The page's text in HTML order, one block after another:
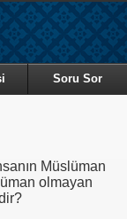
Soru Sor
Müslüman
olmayan